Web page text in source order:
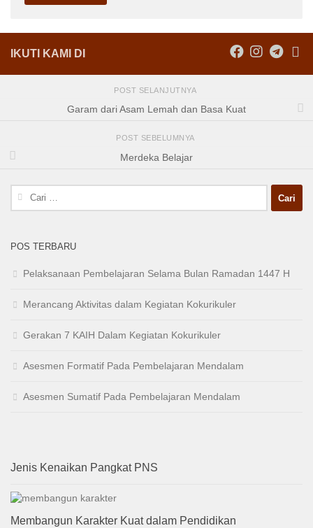
IKUTI KAMI DI
POST SELANJUTNYA
Garam dari Asam Lemah dan Basa Kuat
POST SEBELUMNYA
Merdeka Belajar
Cari
POS TERBARU
Pelaksanaan Pembelajaran Selama Bulan Ramadan 1447 H
Merancang Aktivitas dalam Kegiatan Kokurikuler
Gerakan 7 KAIH Dalam Kegiatan Kokurikuler
Asesmen Formatif Pada Pembelajaran Mendalam
Asesmen Sumatif Pada Pembelajaran Mendalam
Jenis Kenaikan Pangkat PNS
Membangun Karakter Kuat dalam Pendidikan